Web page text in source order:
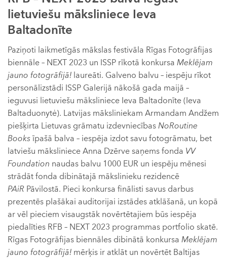
lietuviešu māksliniece Ieva
Baltadonīte
Paziņoti laikmetīgās mākslas festivāla Rīgas Fotogrāfijas
biennāle – NEXT 2023 un ISSP rīkotā konkursa Meklējam
jauno fotogrāfijā! laureāti. Galveno balvu – iespēju rīkot
personālizstādi ISSP Galerijā nākošā gada maijā –
ieguvusi lietuviešu māksliniece Ieva Baltadonīte (Ieva
Baltaduonytė). Latvijas māksliniekam Armandam Andžem
piešķirta Lietuvas grāmatu izdevniecībasNoRoutine
Booksīpašā balva – iespēja izdot savu fotogrāmatu, bet
latviešu māksliniece Anna Dzērve saņems fonda VV
Foundation naudas balvu 1000 EUR un iespēju mēnesi
strādāt fonda dibinātajā mākslinieku rezidencē
PAiR Pāvilostā. Pieci konkursa finālisti savus darbus
prezentēs plašākai auditorijai izstādes atklāšanā, un kopā
ar vēl pieciem visaugstāk novērtētajiem būs iespēja
piedalīties RFB – NEXT 2023 programmas portfolio skatē.
Rīgas Fotogrāfijas biennāles dibinātā konkursa Meklējam
jauno fotogrāfijā! mērķis ir atklāt un novērtēt Baltijas